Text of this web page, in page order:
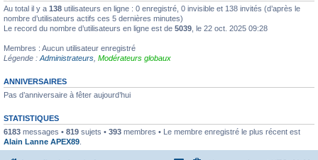
Au total il y a 138 utilisateurs en ligne : 0 enregistré, 0 invisible et 138 invités (d’après le
nombre d’utilisateurs actifs ces 5 dernières minutes)
Le record du nombre d’utilisateurs en ligne est de 5039 , le 22 oct. 2025 09:28
Membres : Aucun utilisateur enregistré
Légende : Administrateurs Modérateurs globaux
ANNIVERSAIRES
Pas d’anniversaire à fêter aujourd’hui
STATISTIQUES
6183 messages • 819 sujets • 393 membres • Le membre enregistré le plus récent est
Alain Lanne APEX89